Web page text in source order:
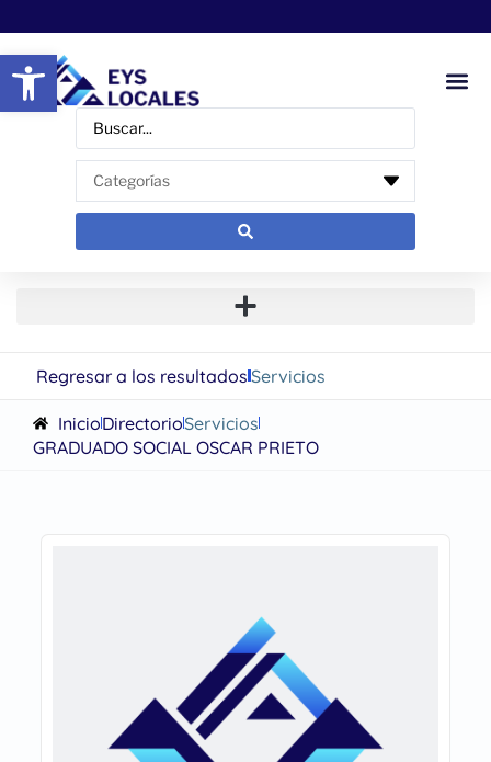
Abrir barra de herramientas
Regresar a los resultadosServicios
InicioDirectorioServicios
GRADUADO SOCIAL OSCAR PRIETO